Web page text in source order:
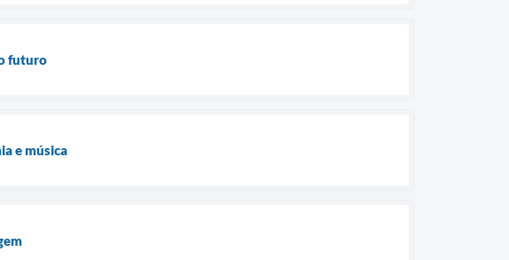
futuro
e música